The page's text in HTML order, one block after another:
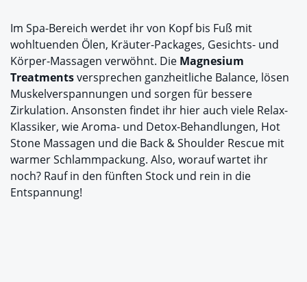
Im Spa-Bereich werdet ihr von Kopf bis Fuß mit
wohltuenden Ölen, Kräuter-Packages, Gesichts- und
Körper-Massagen verwöhnt. Die Magnesium
Treatmentsversprechen ganzheitliche Balance, lösen
Muskelverspannungen und sorgen für bessere
Zirkulation. Ansonsten findet ihr hier auch viele Relax-
Klassiker, wie Aroma- und Detox-Behandlungen, Hot
Stone Massagen und die Back & Shoulder Rescue mit
warmer Schlammpackung. Also, worauf wartet ihr
noch? Rauf in den fünften Stock und rein in die
Entspannung!